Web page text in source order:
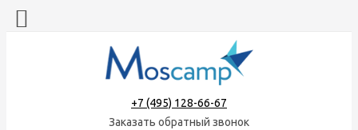
+7 (495) 128-66-67
Заказать обратный звонок